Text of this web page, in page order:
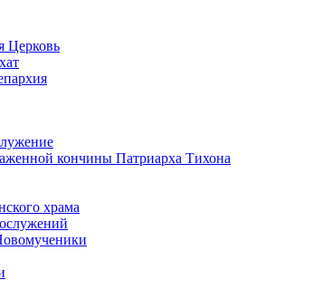
Церковь
кончины Патриарха Тихона
храма